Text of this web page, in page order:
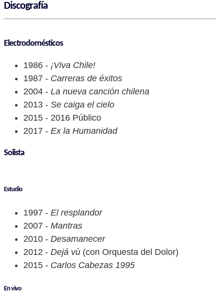
Discografía
Electrodomésticos
1986 - ¡Viva Chile!
1987 - Carreras de éxitos
2004 - La nueva canción chilena
2013 - Se caiga el cielo
2015 - 2016 Público
2017 - Ex la Humanidad
Solista
Estudio
1997 - El resplandor
2007 - Mantras
2010 - Desamanecer
2012 - Dejá vù (con Orquesta del Dolor)
2015 - Carlos Cabezas 1995
En vivo